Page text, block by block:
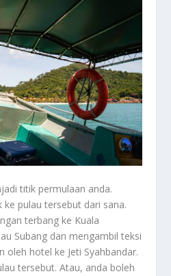
titik permulaan anda.
pulau tersebut dari sana.
terbang ke Kuala
Subang dan mengambil teksi
oleh hotel ke Jeti Syahbandar.
tersebut. Atau, anda boleh